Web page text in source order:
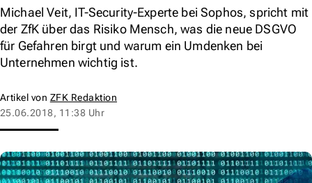
Michael Veit, IT-Security-Experte bei Sophos, spricht mit
der ZfK über das Risiko Mensch, was die neue DSGVO
für Gefahren birgt und warum ein Umdenken bei
Unternehmen wichtig ist.
Artikel von ZFK Redaktion
25.06.2018, 11:38 Uhr